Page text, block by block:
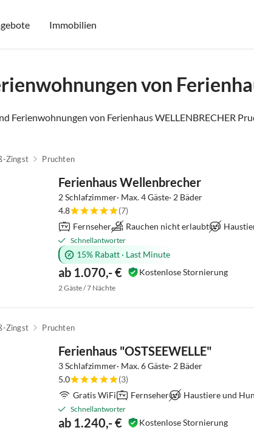
Immobilien
von
Ferienwohnungen von Ferienhaus WELLENBRECHER
Zingst Pruchten
Top-Inserat
Ferienhaus Wellenbrecher
2 Schlafzimmer· Max. 4 Gäste· 2 Bäder
4.8
(7)
Fernseher
Rauchen nicht erlaubt
Schnellantworter
15% Rabatt · Last Minute
ab 1.070,- € Kostenlose Stornierung
2 Gäste / 7 Nächte
Zingst Pruchten
Top-Inserat
Ferienhaus "OSTSEEWELLE"
3 Schlafzimmer· Max. 6 Gäste· 2 Bäder
5.0
(3)
Gratis WiFi
Fernseher Haustiere und
Schnellantworter
ab 1.240,- € Kostenlose Stornierung